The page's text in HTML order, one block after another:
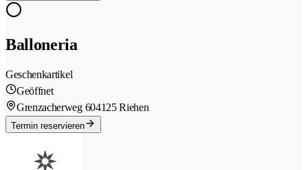
Balloneria
Geschenkartikel
Geöffnet
Grenzacherweg 604125 Riehen
Termin reservieren